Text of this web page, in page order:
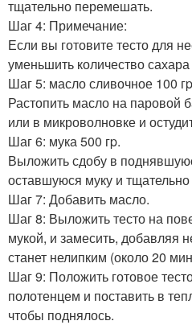
тщательно перемешать.
Шаг 4: Примечание:
Если вы готовите тесто для
уменьшить количество
Шаг 5: масло сливочное 100
Растопить масло на паровой
или в микроволновке и
Шаг 6: мука 500 гp.
Выложить сдобу в
оставшуюся муку и
Шаг 7: Добавить масло.
Шаг 8: Выложить тесто на
мукой, и замесить, добавляя
станет нелипким (около 20
Шаг 9: Положить готовое
полотенцем и поставить в
чтобы поднялось.